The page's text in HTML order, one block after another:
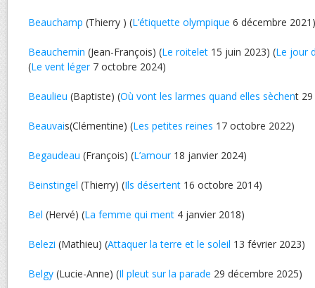
Beauchamp (Thierry ) (L’étiquette olympique 6 décembre 2021)
Beauchemin (Jean-François) (Le roitelet 15 juin 2023) (Le jour
(Le vent léger7 octobre 2024)
Beaulieu (Baptiste) (Où vont les larmes quand elles sèchent 29
Beauvais(Clémentine) (Les petites reines 17 octobre 2022)
Begaudeau (François) (L’amour18 janvier 2024)
Beinstingel (Thierry) (Ils désertent 16 octobre 2014)
Bel (Hervé) (La femme qui ment 4 janvier 2018)
Belezi (Mathieu) (Attaquer la terre et le soleil 13 février 2023)
Belgy (Lucie-Anne) (Il pleut sur la parade 29 décembre 2025)